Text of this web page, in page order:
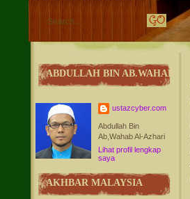
ABDULLAH BIN AB.WAHAB
ustazcyber.com
Abdullah Bin
Ab,Wahab Al-Azhari
Lihat profil lengkap
saya
AKHBAR MALAYSIA